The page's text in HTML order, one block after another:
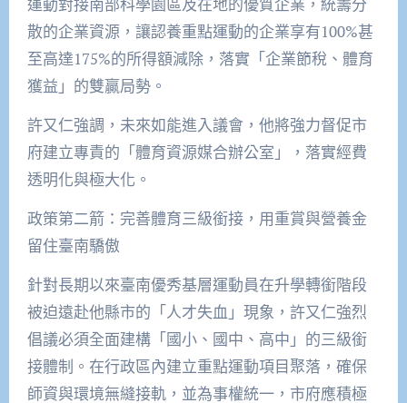
散的企業資源，讓認養重點運動的企業享有100%甚
至高達175%的所得額減除，落實「企業節稅、體育
獲益」的雙贏局勢。
許又仁強調，未來如能進入議會，他將強力督促市
府建立專責的「體育資源媒合辦公室」，落實經費
透明化與極大化。
政策第二箭：完善體育三級銜接，用重賞與營養金
留住臺南驕傲
針對長期以來臺南優秀基層運動員在升學轉銜階段
被迫遠赴他縣市的「人才失血」現象，許又仁強烈
倡議必須全面建構「國小、國中、高中」的三級銜
接體制。在行政區內建立重點運動項目聚落，確保
師資與環境無縫接軌，並為事權統一，市府應積極